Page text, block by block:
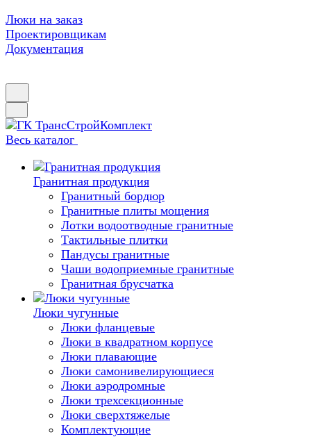
Люки на заказ
Проектировщикам
Документация
Весь каталог
Гранитная продукция
Гранитный бордюр
Гранитные плиты мощения
Лотки водоотводные гранитные
Тактильные плитки
Пандусы гранитные
Чаши водоприемные гранитные
Гранитная брусчатка
Люки чугунные
Люки фланцевые
Люки в квадратном корпусе
Люки плавающие
Люки самонивелирующиеся
Люки аэродромные
Люки трехсекционные
Люки сверхтяжелые
Комплектующие